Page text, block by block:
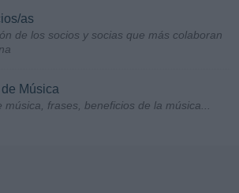
as
de los socios y socias que más colaboran
Música
música, frases, beneficios de la música...